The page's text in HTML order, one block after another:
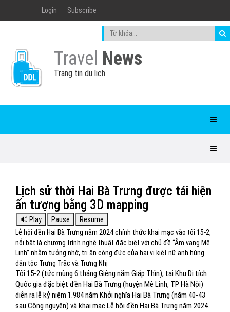
Login Subscribe
Travel News
Trang tin du lịch
Lịch sử thời Hai Bà Trưng được tái hiện
ấn tượng bằng 3D mapping
Lễ hội đền Hai Bà Trưng năm 2024 chính thức khai mạc vào tối 15-2,
nổi bật là chương trình nghệ thuật đặc biệt với chủ đề “Âm vang Mê
Linh” nhằm tưởng nhớ, tri ân công đức của hai vị kiệt nữ anh hùng
dân tộc Trưng Trắc và Trưng Nhị
Tối 15-2 (tức mùng 6 tháng Giêng năm Giáp Thìn), tại Khu Di tích
Quốc gia đặc biệt đền Hai Bà Trưng (huyện Mê Linh, TP Hà Nội)
diễn ra lễ kỷ niệm 1.984 năm Khởi nghĩa Hai Bà Trưng (năm 40-43
sau Công nguyên) và khai mạc Lễ hội đền Hai Bà Trưng năm 2024.